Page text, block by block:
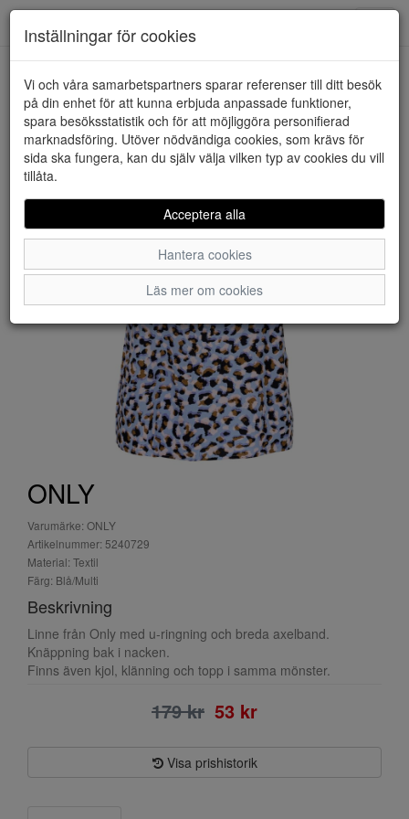
HEM ONLY
ONLY
Varumärke: ONLY
Artikelnummer: 5240729
Material: Textil
Färg: Blå/Multi
Beskrivning
Linne från Only med u-ringning och breda axelband.
Knäppning bak i nacken.
Finns även kjol, klänning och topp i samma mönster.
179 kr 53 kr
Visa prishistorik
Inställningar för cookies
Vi och våra samarbetspartners sparar referenser till ditt besök
på din enhet för att kunna erbjuda anpassade funktioner,
spara besöksstatistik och för att möjliggöra personifierad
marknadsföring. Utöver nödvändiga cookies, som krävs för
sida ska fungera, kan du själv välja vilken typ av cookies du vill
tillåta.
Acceptera alla
Hantera cookies
Läs mer om cookies